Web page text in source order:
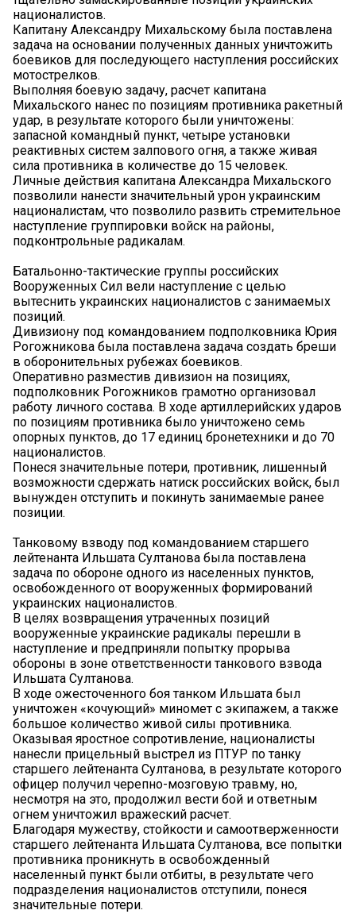
националистов.
Капитану Александру Михальскому была поставлена
задача на основании полученных данных уничтожить
боевиков для последующего наступления российских
мотострелков.
Выполняя боевую задачу, расчет капитана
Михальского нанес по позициям противника ракетный
удар, в результате которого были уничтожены:
запасной командный пункт, четыре установки
реактивных систем залпового огня, а также живая
сила противника в количестве до 15 человек.
Личные действия капитана Александра Михальского
позволили нанести значительный урон украинским
националистам, что позволило развить стремительное
наступление группировки войск на районы,
подконтрольные радикалам.
Батальонно-тактические группы российских
Вооруженных Сил вели наступление с целью
вытеснить украинских националистов с занимаемых
позиций.
Дивизиону под командованием подполковника Юрия
Рогожникова была поставлена задача создать бреши
в оборонительных рубежах боевиков.
Оперативно разместив дивизион на позициях,
подполковник Рогожников грамотно организовал
работу личного состава. В ходе артиллерийских ударов
по позициям противника было уничтожено семь
опорных пунктов, до 17 единиц бронетехники и до 70
националистов.
Понеся значительные потери, противник, лишенный
возможности сдержать натиск российских войск, был
вынужден отступить и покинуть занимаемые ранее
позиции.
Танковому взводу под командованием старшего
лейтенанта Ильшата Султанова была поставлена
задача по обороне одного из населенных пунктов,
освобожденного от вооруженных формирований
украинских националистов.
В целях возвращения утраченных позиций
вооруженные украинские радикалы перешли в
наступление и предприняли попытку прорыва
обороны в зоне ответственности танкового взвода
Ильшата Султанова.
В ходе ожесточенного боя танком Ильшата был
уничтожен «кочующий» миномет с экипажем, а также
большое количество живой силы противника.
Оказывая яростное сопротивление, националисты
нанесли прицельный выстрел из ПТУР по танку
старшего лейтенанта Султанова, в результате которого
офицер получил черепно-мозговую травму, но,
несмотря на это, продолжил вести бой и ответным
огнем уничтожил вражеский расчет.
Благодаря мужеству, стойкости и самоотверженности
старшего лейтенанта Ильшата Султанова, все попытки
противника проникнуть в освобожденный
населенный пункт были отбиты, в результате чего
подразделения националистов отступили, понеся
значительные потери.